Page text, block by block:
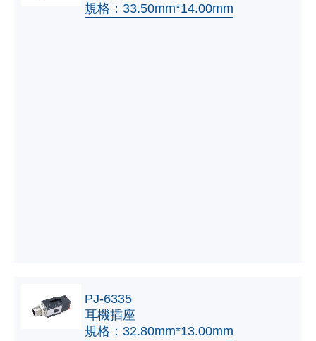
規格：33.50mm*14.00mm
PJ-6335
耳機插座
規格：32.80mm*13.00mm